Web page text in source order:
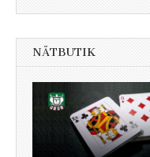
NÄTBUTIK